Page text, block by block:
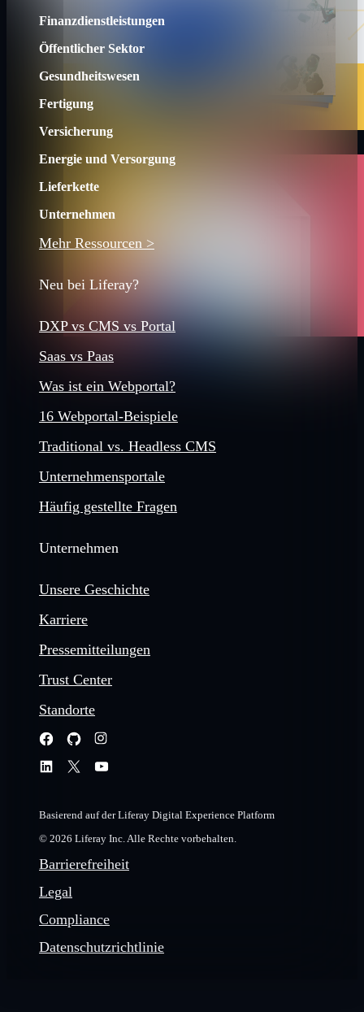
Finanzdienstleistungen
Öffentlicher Sektor
Gesundheitswesen
Fertigung
Versicherung
Energie und Versorgung
Lieferkette
Unternehmen
Mehr Ressourcen >
Neu bei Liferay?
DXP vs CMS vs Portal
Saas vs Paas
Was ist ein Webportal?
16 Webportal-Beispiele
Traditional vs. Headless CMS
Unternehmensportale
Häufig gestellte Fragen
Unternehmen
Unsere Geschichte
Karriere
Pressemitteilungen
Trust Center
Standorte
Basierend auf der Liferay Digital Experience Platform
© 2026 Liferay Inc. Alle Rechte vorbehalten.
Barrierefreiheit
Legal
Compliance
Datenschutzrichtlinie